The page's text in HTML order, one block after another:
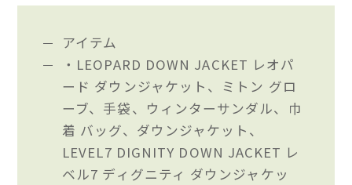
アイテム
・LEOPARD DOWN JACKET レオパ
ード ダウンジャケット、ミトン グロ
ーブ、手袋、ウィンターサンダル、巾
着 バッグ、ダウンジャケット、
LEVEL7 DIGNITY DOWN JACKET レ
ベル7 ディグニティ ダウンジャケッ